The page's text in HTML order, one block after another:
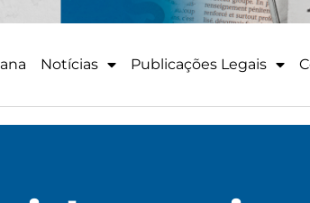
Notícias Publicações Legais